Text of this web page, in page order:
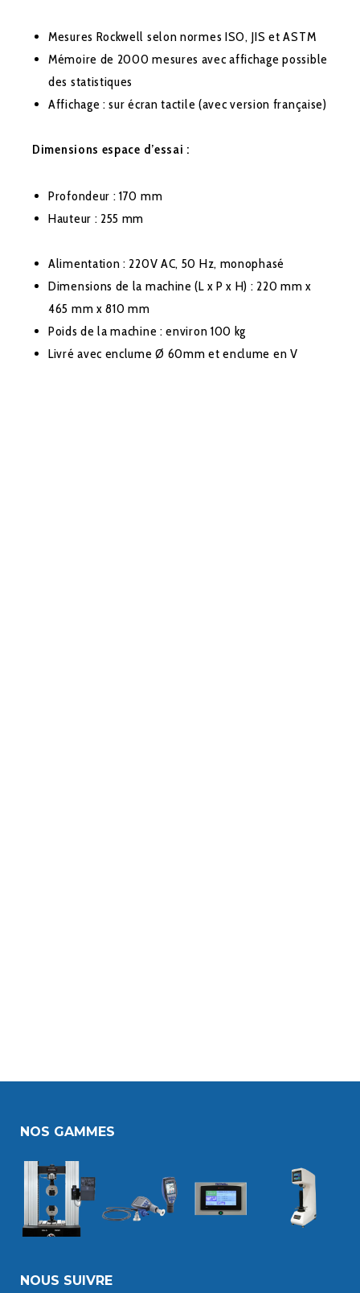
Mesures Rockwell selon normes ISO, JIS et ASTM
Mémoire de 2000 mesures avec affichage possible
des statistiques
Affichage : sur écran tactile (avec version française)
Dimensions espace d’essai :
Profondeur : 170 mm
Hauteur : 255 mm
Alimentation : 220V AC, 50 Hz, monophasé
Dimensions de la machine (L x P x H) : 220 mm x
465 mm x 810 mm
Poids de la machine : environ 100 kg
Livré avec enclume Ø 60mm et enclume en V
NOS GAMMES
NOUS SUIVRE